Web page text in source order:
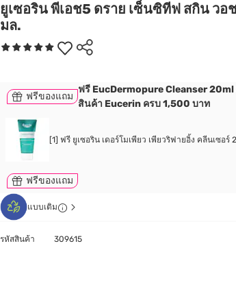
ยูเซอริน พีเอช5 ดราย เซ็นซิทีฟ สกิน ว
มล.
ฟรีของแถม
ฟรี EucDermopure Cleanser 20ml
สินค้า Eucerin ครบ 1,500 บาท
[1] ฟรี ยูเซอริน เดอร์โมเพียว เพียวริฟายอิ้ง คลีนเซอร์
ฟรีของแถม
แบบเติม
รหัสสินค้า 309615